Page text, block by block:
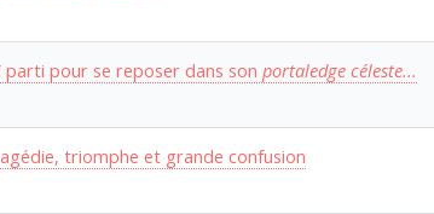
parti pour se reposer dans sonportaledge céleste...
triomphe et grande confusion